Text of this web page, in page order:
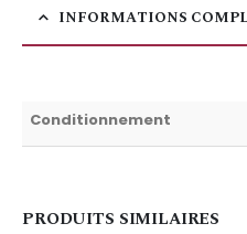
INFORMATIONS
Conditionnement
PRODUITS SIMILAIRES